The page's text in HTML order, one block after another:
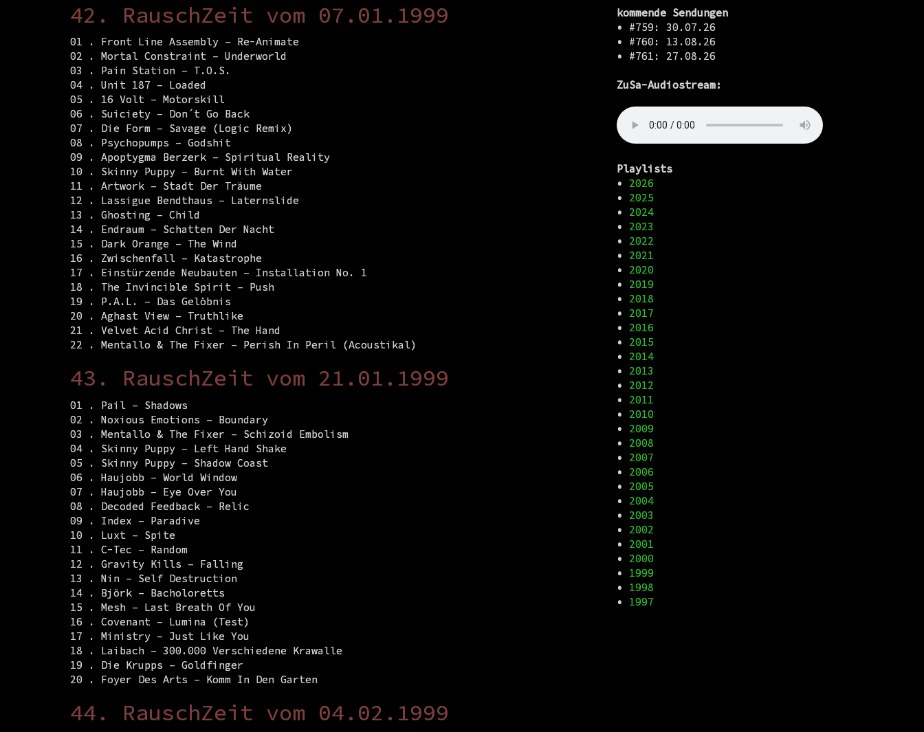
42. RauschZeit vom 07.01.1999
01 . Front Line Assembly – Re-Animate
02 . Mortal Constraint – Underworld
03 . Pain Station – T.O.S.
04 . Unit 187 – Loaded
05 . 16 Volt – Motorskill
06 . Suiciety – Don´t Go Back
07 . Die Form – Savage (Logic Remix)
08 . Psychopumps – Godshit
09 . Apoptygma Berzerk – Spiritual Reality
10 . Skinny Puppy – Burnt With Water
11 . Artwork – Stadt Der Träume
12 . Lassigue Bendthaus – Laternslide
13 . Ghosting – Child
14 . Endraum – Schatten Der Nacht
15 . Dark Orange – The Wind
16 . Zwischenfall – Katastrophe
17 . Einstürzende Neubauten – Installation No. 1
18 . The Invincible Spirit – Push
19 . P.A.L. – Das Gelöbnis
20 . Aghast View – Truthlike
21 . Velvet Acid Christ – The Hand
22 . Mentallo & The Fixer – Perish In Peril (Acoustikal)
43. RauschZeit vom 21.01.1999
01 . Pail – Shadows
02 . Noxious Emotions – Boundary
03 . Mentallo & The Fixer – Schizoid Embolism
04 . Skinny Puppy – Left Hand Shake
05 . Skinny Puppy – Shadow Coast
06 . Haujobb – World Window
07 . Haujobb – Eye Over You
08 . Decoded Feedback – Relic
09 . Index – Paradive
10 . Luxt – Spite
11 . C-Tec – Random
12 . Gravity Kills – Falling
13 . Nin – Self Destruction
14 . Björk – Bacholoretts
15 . Mesh – Last Breath Of You
16 . Covenant – Lumina (Test)
17 . Ministry – Just Like You
18 . Laibach – 300.000 Verschiedene Krawalle
19 . Die Krupps – Goldfinger
20 . Foyer Des Arts – Komm In Den Garten
44. RauschZeit vom 04.02.1999
kommende Sendungen
•
#759: 30.07.26
•
#760: 13.08.26
•
#761: 27.08.26
ZuSa-Audiostream:
Playlists
•
2026
•
2025
•
2024
•
2023
•
2022
•
2021
•
2020
•
2019
•
2018
•
2017
•
2016
•
2015
•
2014
•
2013
•
2012
•
2011
•
2010
•
2009
•
2008
•
2007
•
2006
•
2005
•
2004
•
2003
•
2002
•
2001
•
2000
•
1999
•
1998
•
1997